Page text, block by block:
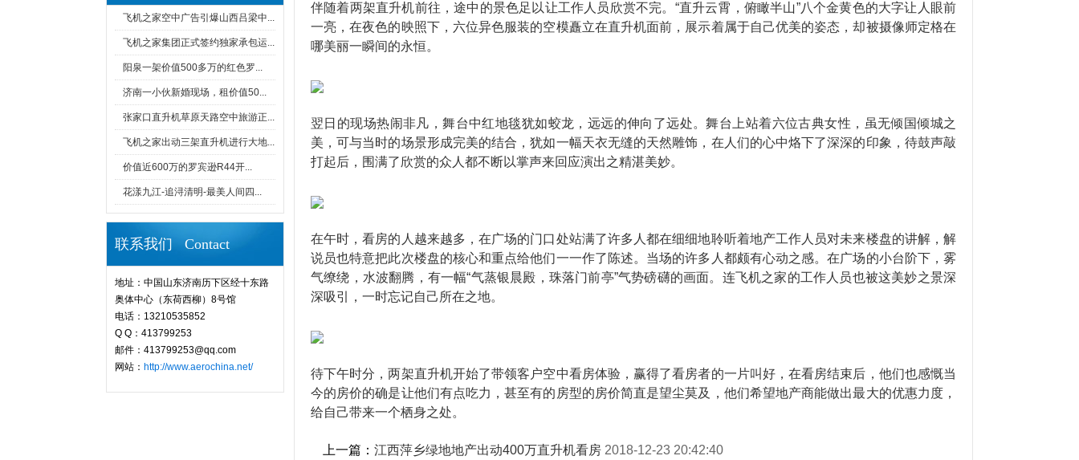
飞机之家空中广告引爆山西吕梁中...
飞机之家集团正式签约独家承包运...
阳泉一架价值500多万的红色罗...
济南一小伙新婚现场，租价值50...
张家口直升机草原天路空中旅游正...
飞机之家出动三架直升机进行大地...
价值近600万的罗宾逊R44开...
花漾九江-追浔清明-最美人间四...
联系我们 Contact
地址：中国山东济南历下区经十东路
奥体中心（东荷西柳）8号馆
电话：13210535852
Q Q：413799253
邮件：413799253@qq.com
网站： http://www.aerochina.net/
伴随着两架直升机前往，途中的景色足以让工作人员欣赏不完。“直升云霄，俯瞰半山”八个金黄色的大字让人眼前
一亮，在夜色的映照下，六位异色服装的空模矗立在直升机面前，展示着属于自己优美的姿态，却被摄像师定格在
哪美丽一瞬间的永恒。
翌日的现场热闹非凡，舞台中红地毯犹如蛟龙，远远的伸向了远处。舞台上站着六位古典女性，虽无倾国倾城之
美，可与当时的场景形成完美的结合，犹如一幅天衣无缝的天然雕饰，在人们的心中烙下了深深的印象，待鼓声敲
打起后，围满了欣赏的众人都不断以掌声来回应演出之精湛美妙。
在午时，看房的人越来越多，在广场的门口处站满了许多人都在细细地聆听着地产工作人员对未来楼盘的讲解，解
说员也特意把此次楼盘的核心和重点给他们一一作了陈述。当场的许多人都颇有心动之感。在广场的小台阶下，雾
气缭绕，水波翻腾，有一幅“气蒸银晨殿，珠落门前亭”气势磅礴的画面。连飞机之家的工作人员也被这美妙之景深
深吸引，一时忘记自己所在之地。
待下午时分，两架直升机开始了带领客户空中看房体验，赢得了看房者的一片叫好，在看房结束后，他们也感慨当
今的房价的确是让他们有点吃力，甚至有的房型的房价简直是望尘莫及，他们希望地产商能做出最大的优惠力度，
给自己带来一个栖身之处。
上一篇： 江西萍乡绿地地产出动400万直升机看房 2018-12-23 20:42:40